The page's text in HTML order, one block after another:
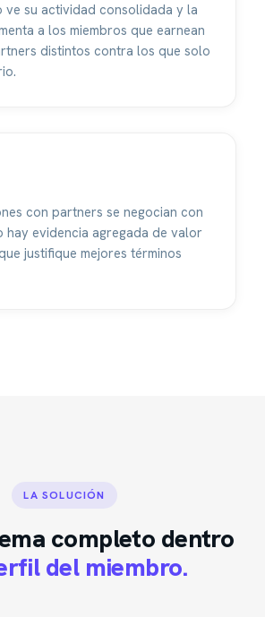
ve su actividad consolidada y la
a los miembros que earnean
distintos contra los que solo
con partners se negocian con
hay evidencia agregada de valor
justifique mejores términos
LA SOLUCIÓN
completo dentro
del miembro.